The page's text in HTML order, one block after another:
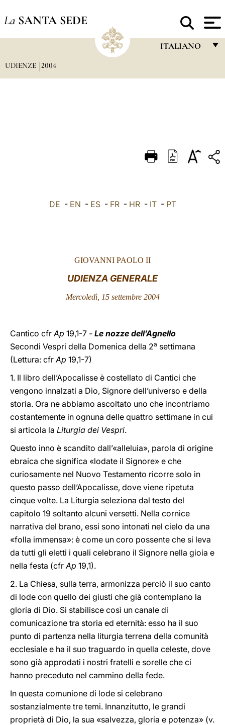
La SANTA SEDE
ITALIANO
DEUTSCH
العربيّة
UDIENZE 2004
DE - EN - ES- FR- HR- IT- PT
GIOVANNI PAOLO II
UDIENZA GENERALE
Mercoledì, 15 settembre 2004
Cantico cfrAp 19,1-7 - Le nozze dell’Agnello
Secondi Vespri della Domenica della 2a settimana
(Lettura: cfrAp 19,1-7)
1. Il libro dell’Apocalisse è costellato di Cantici che
vengono innalzati a Dio, Signore dell’universo e della
storia. Ora ne abbiamo ascoltato uno che incontriamo
costantemente in ognuna delle quattro settimane in cui
si articola la Liturgia dei Vespri.
Questo inno è scandito dall’«alleluia», parola di origine
ebraica che significa «lodate il Signore» e che
curiosamente nel Nuovo Testamento ricorre solo in
questo passo dell’Apocalisse, dove viene ripetuta
cinque volte. La Liturgia seleziona dal testo del
capitolo 19 soltanto alcuni versetti. Nella cornice
narrativa del brano, essi sono intonati nel cielo da una
«folla immensa»: è come un coro possente che si leva
da tutti gli eletti i quali celebrano il Signore nella gioia e
nella festa (cfrAp 19,1).
2. La Chiesa, sulla terra, armonizza perciò il suo canto
di lode con quello dei giusti che già contemplano la
gloria di Dio. Si stabilisce così un canale di
comunicazione tra storia ed eternità: esso ha il suo
punto di partenza nella liturgia terrena della comunità
ecclesiale e ha il suo traguardo in quella celeste, dove
sono già approdati i nostri fratelli e sorelle che ci
hanno preceduto nel cammino della fede.
In questa comunione di lode si celebrano
sostanzialmente tre temi. Innanzitutto, le grandi
proprietà di Dio, la sua «salvezza, gloria e potenza» (v.